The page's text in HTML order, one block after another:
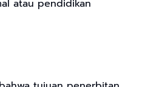
atau pendidikan